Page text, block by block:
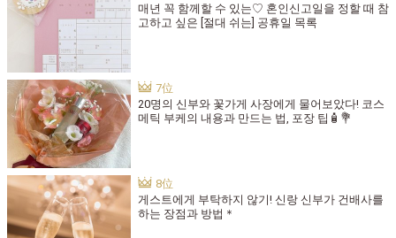
매년 꼭 함께할 수 있는♡ 혼인신고일을 정할 때 참
고하고 싶은 [절대 쉬는] 공휴일 목록
20명의 신부와 꽃가게 사장에게 물어보았다! 코스
메틱 부케의 내용과 만드는 법, 포장 팁🧴💐
게스트에게 부탁하지 않기! 신랑 신부가 건배사를
하는 장점과 방법＊